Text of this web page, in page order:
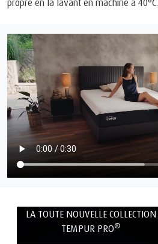
propre en la lavant en machine à 40°C.
LA TOUTE NOUVELLE COLLECTION
TEMPUR PRO®